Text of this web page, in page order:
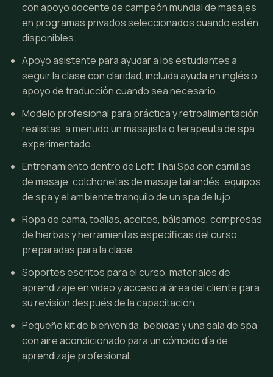
con apoyo docente de campeón mundial de masajes
en programas privados seleccionados cuando estén
disponibles.
Apoyo asistente para ayudar a los estudiantes a
seguir la clase con claridad, incluida ayuda en inglés o
apoyo de traducción cuando sea necesario.
Modelo profesional para práctica y retroalimentación
realistas, a menudo un masajista o terapeuta de spa
experimentado.
Entrenamiento dentro de Loft Thai Spa con camillas
de masaje, colchonetas de masaje tailandés, equipos
de spa y el ambiente tranquilo de un spa de lujo.
Ropa de cama, toallas, aceites, bálsamos, compresas
de hierbas y herramientas específicas del curso
preparadas para la clase.
Soportes escritos para el curso, materiales de
aprendizaje en video y acceso al área del cliente para
su revisión después de la capacitación.
Pequeño kit de bienvenida, bebidas y una sala de spa
con aire acondicionado para un cómodo día de
aprendizaje profesional.